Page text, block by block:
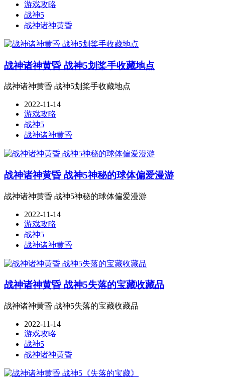
游戏攻略
战神5
战神诸神黄昏
战神诸神黄昏 战神5划桨手收藏地点
战神诸神黄昏 战神5划桨手收藏地点
2022-11-14
游戏攻略
战神5
战神诸神黄昏
战神诸神黄昏 战神5神秘的球体偏爱漫游
战神诸神黄昏 战神5神秘的球体偏爱漫游
2022-11-14
游戏攻略
战神5
战神诸神黄昏
战神诸神黄昏 战神5失落的宝藏收藏品
战神诸神黄昏 战神5失落的宝藏收藏品
2022-11-14
游戏攻略
战神5
战神诸神黄昏